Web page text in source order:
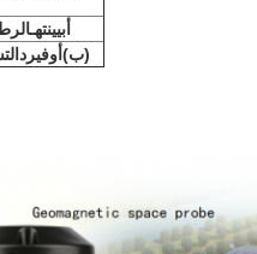
أبيينتهـ
(ب) أوفيرد